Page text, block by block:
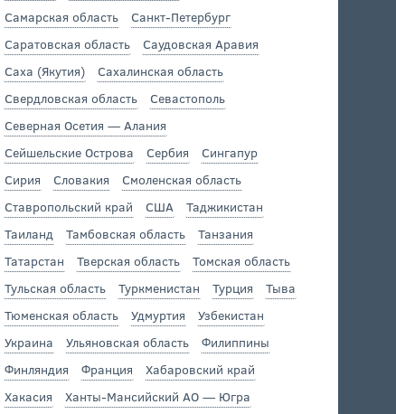
Самарская область
Санкт-Петербург
Саратовская область
Саудовская Аравия
Саха (Якутия)
Сахалинская область
Свердловская область
Севастополь
Северная Осетия — Алания
Сейшельские Острова
Сербия
Сингапур
Сирия
Словакия
Смоленская область
Ставропольский край
США
Таджикистан
Таиланд
Тамбовская область
Танзания
Татарстан
Тверская область
Томская область
Тульская область
Туркменистан Турция
Тыва
Тюменская область
Удмуртия
Узбекистан
Украина
Ульяновская область
Филиппины
Финляндия
Франция
Хабаровский край
Хакасия
Ханты-Мансийский АО — Югра